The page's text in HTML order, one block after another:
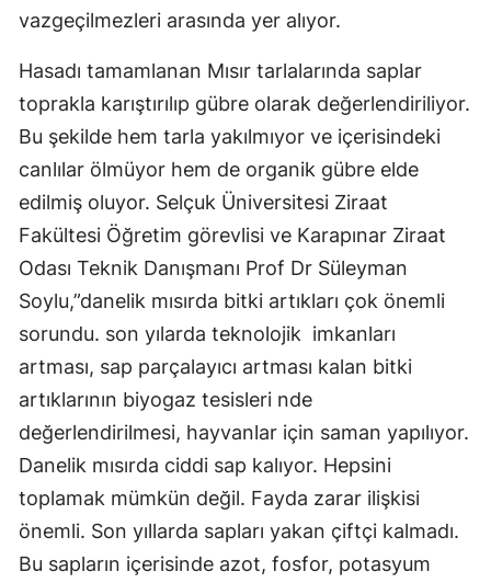
Erzincan
Erzurum
Eskişehir
Gaziantep
Giresun
Gümüşhane
Hakkari
Hatay
Isparta
Mersin
İstanbul
Kars
vazgeçilmezleri arasında yer alıyor.
Hasadı tamamlanan Mısır tarlalarında saplar
toprakla karıştırılıp gübre olarak değerlendiriliyor.
Bu şekilde hem tarla yakılmıyor ve içerisindeki
canlılar ölmüyor hem de organik gübre elde
edilmiş oluyor. Selçuk Üniversitesi Ziraat
Fakültesi Öğretim görevlisi ve Karapınar Ziraat
Odası Teknik Danışmanı Prof Dr Süleyman
Soylu,”danelik mısırda bitki artıkları çok önemli
sorundu. son yılarda teknolojik imkanları
artması, sap parçalayıcı artması kalan bitki
artıklarının biyogaz tesisleri nde
değerlendirilmesi, hayvanlar için saman yapılıyor.
Danelik mısırda ciddi sap kalıyor. Hepsini
toplamak mümkün değil. Fayda zarar ilişkisi
önemli. Son yıllarda sapları yakan çiftçi kalmadı.
Bu sapların içerisinde azot, fosfor, potasyum